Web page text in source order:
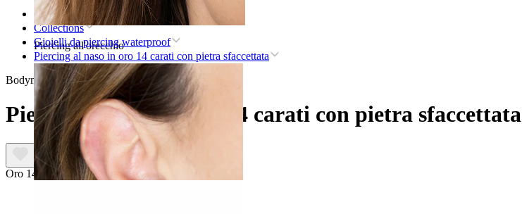
Piercing all'orecchio
Home
Collections
Gioielli da piercing waterproof
Piercing al naso in oro 14 carati con pietra sfaccettata
Bodymod Premium
Piercing al naso in oro 14 carati con pietra sfaccettata
Oro 14K